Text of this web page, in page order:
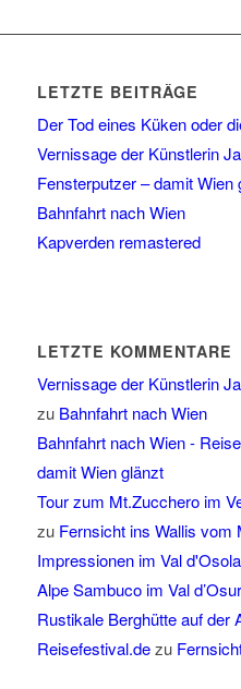
LETZTE BEITRÄGE
Der Tod eines Küken oder
Vernissage der Künstlerin
Fensterputzer – damit Wien
Bahnfahrt nach Wien
Kapverden remastered
LETZTE KOMMENTARE
Vernissage der Künstlerin
zu Bahnfahrt nach Wien
Bahnfahrt nach Wien -
damit Wien glänzt
Tour zum Mt.Zucchero im
zu Fernsicht ins Wallis vom
Impressionen im Val
Alpe Sambuco im Val
Rustikale Berghütte auf der
Reisefestival.dezu